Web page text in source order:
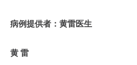
病例提供者：黄雷医生
黄 雷